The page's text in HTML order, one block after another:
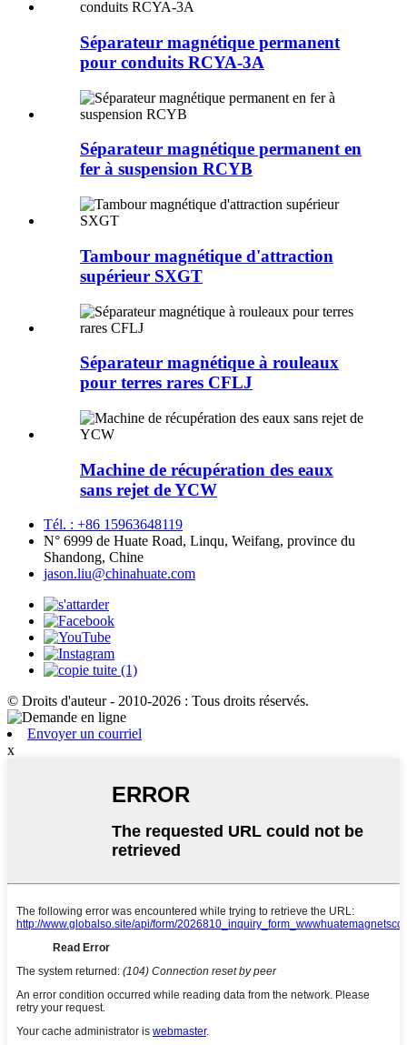
Séparateur magnétique permanent
pour conduits RCYA-3A
Séparateur magnétique permanent en
fer à suspension RCYB
Tambour magnétique d'attraction
supérieur SXGT
Séparateur magnétique à rouleaux
pour terres rares CFLJ
Machine de récupération des eaux
sans rejet de YCW
Tél. : +86 15963648119
N° 6999 de Huate Road, Linqu, Weifang, province du
Shandong, Chine
jason.liu@chinahuate.com
© Droits d'auteur - 2010-2026 : Tous droits réservés.
Envoyer un courriel
x